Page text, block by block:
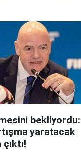
bekliyordu:
yaratacak